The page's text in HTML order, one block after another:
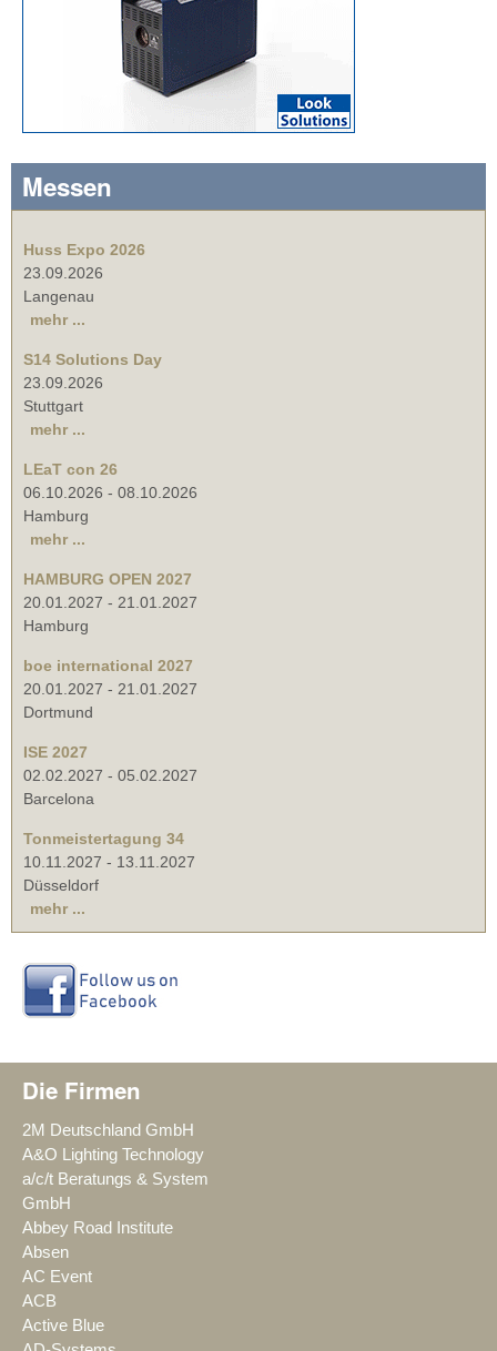
Messen
Huss Expo 2026
23.09.2026
Langenau
mehr ...
S14 Solutions Day
23.09.2026
Stuttgart
mehr ...
LEaT con 26
06.10.2026 - 08.10.2026
Hamburg
mehr ...
HAMBURG OPEN 2027
20.01.2027 - 21.01.2027
Hamburg
boe international 2027
20.01.2027 - 21.01.2027
Dortmund
ISE 2027
02.02.2027 - 05.02.2027
Barcelona
Tonmeistertagung 34
10.11.2027 - 13.11.2027
Düsseldorf
mehr ...
Die Firmen
2M Deutschland GmbH
A&O Lighting Technology
a/c/t Beratungs & System
GmbH
Abbey Road Institute
Absen
AC Event
ACB
Active Blue